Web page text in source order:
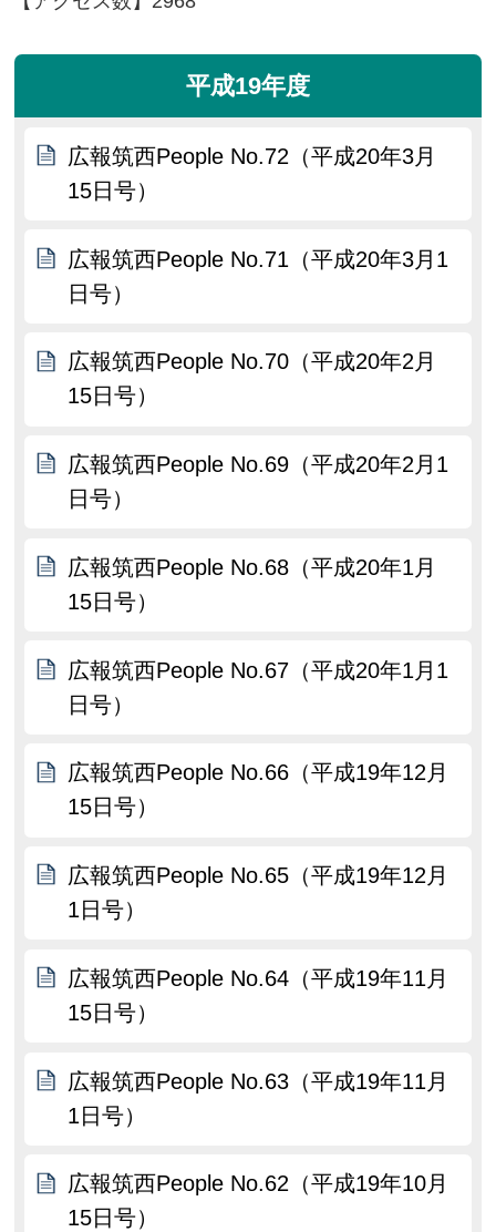
平成19年度
広報筑西People No.72（平成20年3月
15日号）
広報筑西People No.71（平成20年3月1
日号）
広報筑西People No.70（平成20年2月
15日号）
広報筑西People No.69（平成20年2月1
日号）
広報筑西People No.68（平成20年1月
15日号）
広報筑西People No.67（平成20年1月1
日号）
広報筑西People No.66（平成19年12月
15日号）
広報筑西People No.65（平成19年12月
1日号）
広報筑西People No.64（平成19年11月
15日号）
広報筑西People No.63（平成19年11月
1日号）
広報筑西People No.62（平成19年10月
15日号）